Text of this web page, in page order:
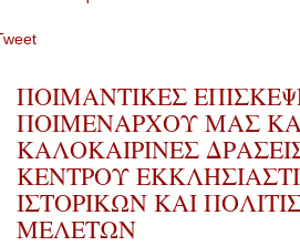
ΠΟΙΜΑΝΤΙΚΕΣ
ΠΟΙΜΕΝΑΡΧΟΥ ΜΑΣ
ΚΑΛΟΚΑΙΡΙΝΕΣ
ΚΕΝΤΡΟΥ
ΙΣΤΟΡΙΚΩΝ ΚΑΙ
ΜΕΛΕΤΩΝ